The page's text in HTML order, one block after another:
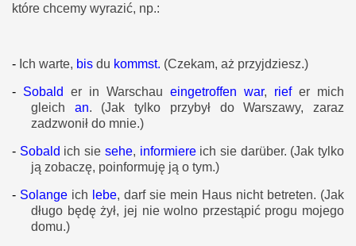
które chcemy wyrazić, np.:
- Ich warte, bis du kommst. (Czekam, aż przyjdziesz.)
- Sobald er in Warschau eingetroffen war, rief er mich
gleich an. (Jak tylko przybył do Warszawy, zaraz
zadzwonił do mnie.)
- Sobald ich sie sehe, informiere ich sie darüber. (Jak tylko
ją zobaczę, poinformuję ją o tym.)
- Solange ich lebe, darf sie mein Haus nicht betreten. (Jak
długo będę żył, jej nie wolno przestąpić progu mojego
domu.)